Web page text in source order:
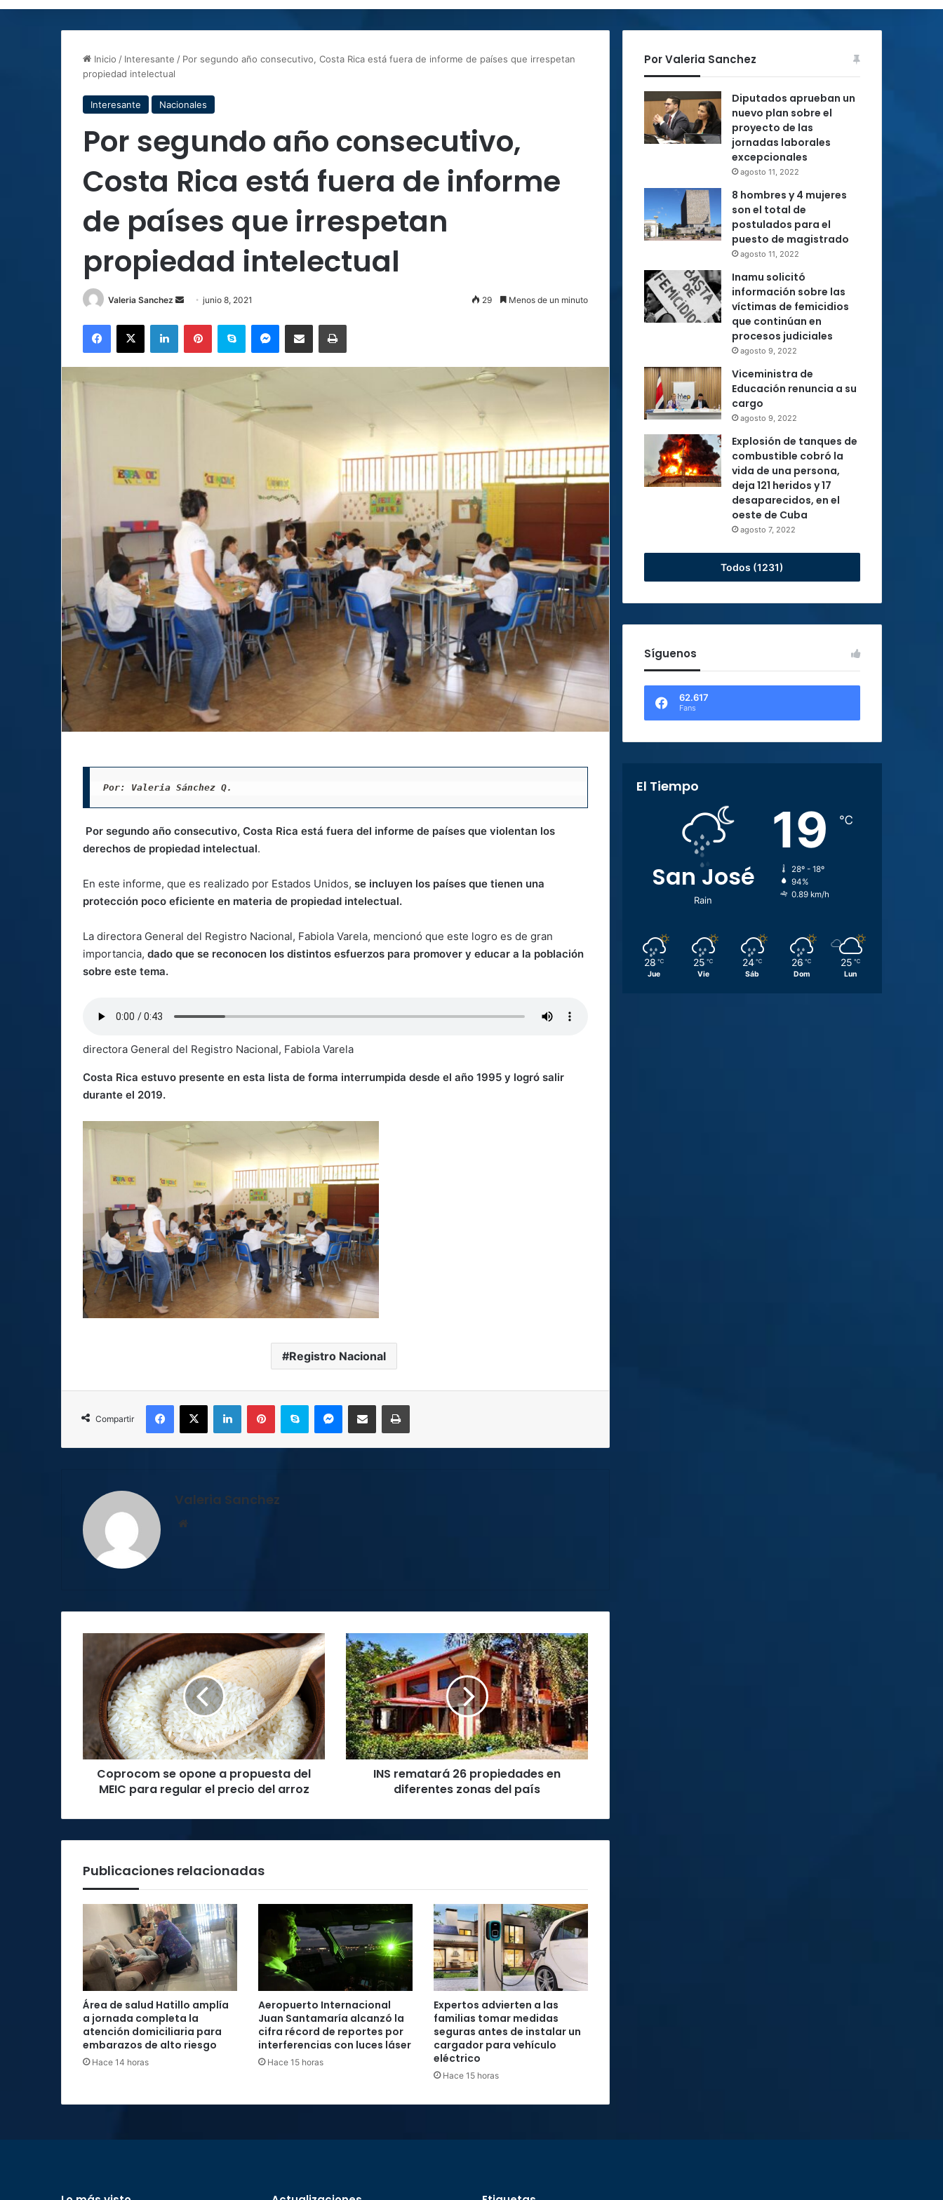
Inicio / Interesante / Por segundo año consecutivo, Costa Rica está fuera de informe de países que irrespetan
propiedad intelectual
Interesante Nacionales
Por segundo año consecutivo,
Costa Rica está fuera de informe
de países que irrespetan
propiedad intelectual
Valeria Sanchez
Send
email
junio 8, 2021 29 Menos de un minuto
Facebook
X LinkedInPinterestSkype MessengerCompartir por correo electrónicoImprimir
Por: Valeria Sánchez Q.
Por segundo año consecutivo, Costa Rica está fuera del informe de países que violentan los
derechos de propiedad intelectual.
En este informe, que es realizado por Estados Unidos, se incluyen los países que tienen una
protección poco eficiente en materia de propiedad intelectual.
La directora General del Registro Nacional, Fabiola Varela, mencionó que este logro es de gran
importancia, dado que se reconocen los distintos esfuerzos para promover y educar a la población
sobre este tema.
directora General del Registro Nacional, Fabiola Varela
Costa Rica estuvo presente en esta lista de forma interrumpida desde el año 1995 y logró salir
durante el 2019.
Registro Nacional
Compartir
Facebook
X LinkedInPinterestSkype MessengerCompartir por correo electrónicoImprimir
Valeria Sanchez
propuesta
MEIC
para
regular
precio
arroz
Coprocom se opone a propuesta del
MEIC para regular el precio del arroz
INS
rematará
26
propiedades
en
diferentes
zonas
del
país
INS rematará 26 propiedades en
diferentes zonas del país
Publicaciones relacionadas
Área de salud Hatillo amplía
a jornada completa la
atención domiciliaria para
embarazos de alto riesgo
Hace 14 horas
Aeropuerto Internacional
Juan Santamaría alcanzó la
cifra récord de reportes por
interferencias con luces láser
Hace 15 horas
Expertos advierten a las
familias tomar medidas
seguras antes de instalar un
cargador para vehículo
eléctrico
Hace 15 horas
Por Valeria Sanchez
Diputados aprueban un
nuevo plan sobre el
proyecto de las
jornadas laborales
excepcionales
agosto 11, 2022
8 hombres y 4 mujeres
son el total de
postulados para el
puesto de magistrado
agosto 11, 2022
Inamu solicitó
información sobre las
víctimas de femicidios
que continúan en
procesos judiciales
agosto 9, 2022
Viceministra de
Educación renuncia a su
cargo
agosto 9, 2022
Explosión de tanques de
combustible cobró la
vida de una persona,
deja 121 heridos y 17
desaparecidos, en el
oeste de Cuba
agosto 7, 2022
Todos (1231)
Síguenos
62.617
Fans
El Tiempo
San José
Rain
19 ℃
28º - 18º
94%
0.89 km/h
28 ℃
Jue
25 ℃
Vie
24 ℃
Sáb
26 ℃
Dom
25 ℃
Lun